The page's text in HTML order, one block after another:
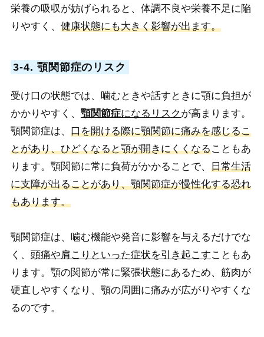
栄養の吸収が妨げられると、体調不良や栄養不足に陥
りやすく、 健康状態にも大きく影響が出ます。
3-4. 顎関節症のリスク
受け口の状態では、噛むときや話すときに顎に負担が
かかりやすく、 顎関節症になるリスク が高まります。
顎関節症は、 口を開ける際に顎関節に痛みを感じるこ
とがあり、ひどくなると顎が開きにくくなることもあ
ります。顎関節に常に負荷がかかることで、 日常生活
に支障が出ることがあり、顎関節症が慢性化する恐れ
もあります。
顎関節症は、噛む機能や発音に影響を与えるだけでな
く、 頭痛や肩こりといった症状を引き起こすこともあ
ります。顎の関節が常に緊張状態にあるため、筋肉が
硬直しやすくなり、顎の周囲に痛みが広がりやすくな
るのです。